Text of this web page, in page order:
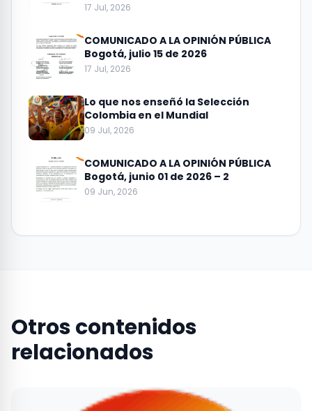
17 Jul, 2026
COMUNICADO A LA OPINIÓN PÚBLICA
Bogotá, julio 15 de 2026
17 Jul, 2026
Lo que nos enseñó la Selección
Colombia en el Mundial
09 Jul, 2026
COMUNICADO A LA OPINIÓN PÚBLICA
Bogotá, junio 01 de 2026 – 2
09 Jun, 2026
Otros contenidos
relacionados